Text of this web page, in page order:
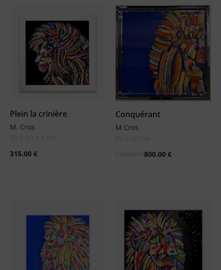
Plein la crinière
M. Cros
315.00 €
Conquérant
M Cros
800.00 €